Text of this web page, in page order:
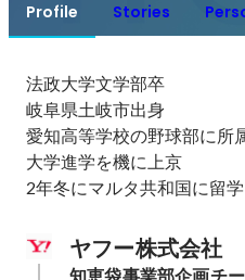
Profile Stories
法政大学文学部卒
岐阜県土岐市出身
愛知高等学校の野球部に所
大学進学を機に上京
ヤフー株式会社